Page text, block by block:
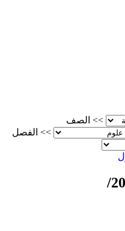
>> الصف
>> الفصل